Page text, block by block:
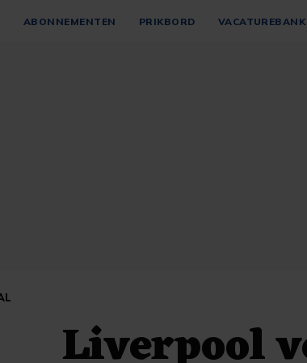
ABONNEMENTEN PRIKBORD VACATUREBANK